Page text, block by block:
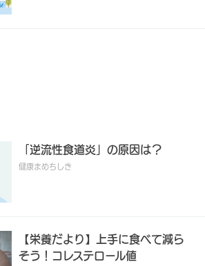
「逆流性食道炎」の原因は？
健康まめちしき
【栄養だより】上手に食べて減ら
そう！コレステロール値